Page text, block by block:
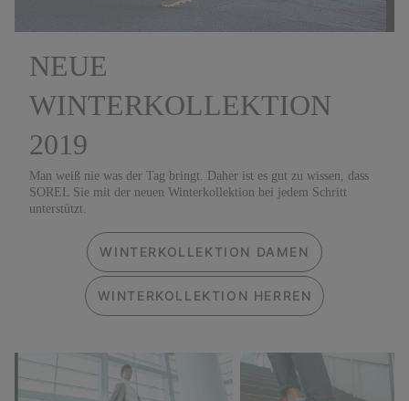
NEUE
WINTERKOLLEKTION
2019
Man weiß nie was der Tag bringt. Daher ist es gut zu wissen, dass
SOREL Sie mit der neuen Winterkollektion bei jedem Schritt
unterstützt.
WINTERKOLLEKTION DAMEN
WINTERKOLLEKTION HERREN